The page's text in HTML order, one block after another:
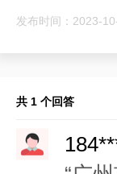
发布时间：2023-
共 1 个回答